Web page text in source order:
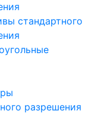
стандартного
разрешения